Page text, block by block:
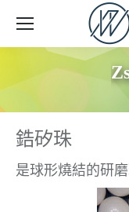
鋯矽珠
是球形燒結的研